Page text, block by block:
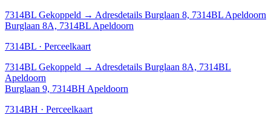
7314BL Gekoppeld → Adresdetails Burglaan 8, 7314BL Apeldoorn
Burglaan 8A, 7314BL Apeldoorn
7314BL · Perceelkaart
7314BL Gekoppeld → Adresdetails Burglaan 8A, 7314BL
Apeldoorn
Burglaan 9, 7314BH Apeldoorn
7314BH · Perceelkaart